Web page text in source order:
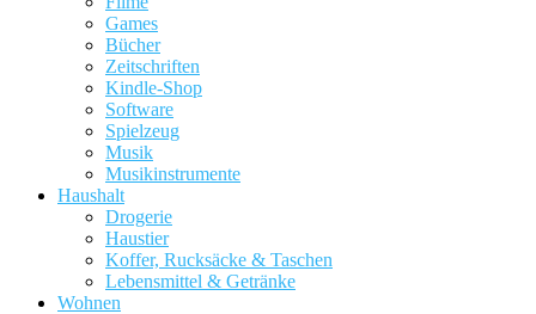
Games
Bücher
Zeitschriften
Kindle-Shop
Software
Spielzeug
Musik
Musikinstrumente
Haushalt
Drogerie
Haustier
Koffer, Rucksäcke & Taschen
Lebensmittel & Getränke
Wohnen